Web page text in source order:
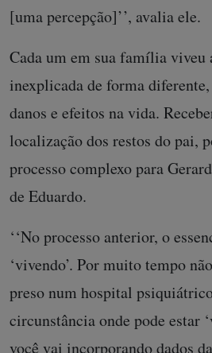
[uma percepção]’’, avalia ele.
Cada um em sua família viveu
inexplicada de forma
danos e efeitos na vida.
localização dos restos do pai,
processo complexo para
de Eduardo.
‘‘No processo anterior, o
‘vivendo’. Por muito tempo
preso num hospital
circunstância onde pode estar
você vai incorporando dados